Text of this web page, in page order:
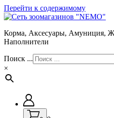
Перейти к содержимому
Корма, Аксесуары, Амуниция,
Наполнители
Поиск ...
×